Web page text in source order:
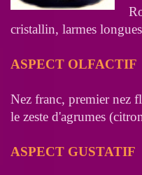
cristallin, larmes
ASPECT OLFACTIF
Nez franc, premier nez
le zeste d'agrumes
ASPECT GUSTATIF